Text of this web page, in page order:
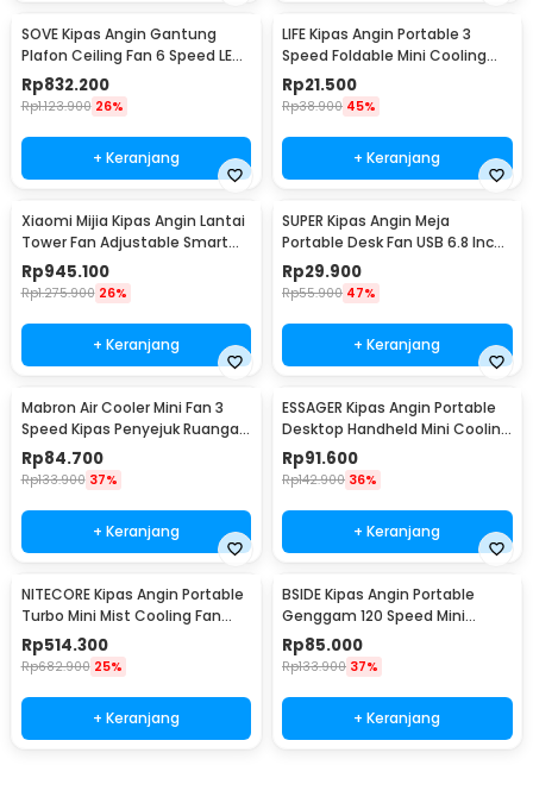
SOVE Kipas Angin Gantung
Plafon Ceiling Fan 6 Speed LED
52 Inch - FS2008
Rp832.200
Rp1.123.900 26%
+ Keranjang
LIFE Kipas Angin Portable 3
Speed Foldable Mini Cooling
Fan 800mAh - Y8
Rp21.500
Rp38.900 45%
+ Keranjang
Xiaomi Mijia Kipas Angin Lantai
Tower Fan Adjustable Smart
App - BPTS02DM
Rp945.100
Rp1.275.900 26%
+ Keranjang
SUPER Kipas Angin Meja
Portable Desk Fan USB 6.8 Inch
3W - M9
Rp29.900
Rp55.900 47%
+ Keranjang
Mabron Air Cooler Mini Fan 3
Speed Kipas Penyejuk Ruangan
600ml 10W 5V - MB-60
Rp84.700
Rp133.900 37%
+ Keranjang
ESSAGER Kipas Angin Portable
Desktop Handheld Mini Cooling
Fan 1200mAh - F-055
Rp91.600
Rp142.900 36%
+ Keranjang
NITECORE Kipas Angin Portable
Turbo Mini Mist Cooling Fan
3500 mAh - izzCool 30
Rp514.300
Rp682.900 25%
+ Keranjang
BSIDE Kipas Angin Portable
Genggam 120 Speed Mini
Cooling Fan 2000mAh - M6
Rp85.000
Rp133.900 37%
+ Keranjang